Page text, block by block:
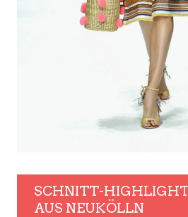
SCHNITT-HIGHLIGHT
AUS NEUKÖLLN